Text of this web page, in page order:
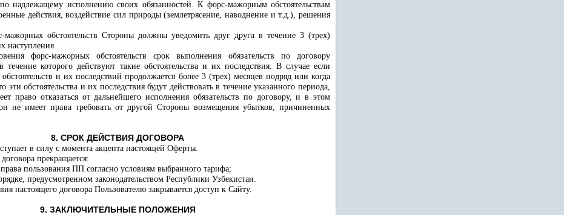
надлежащему исполнению своих обязанностей. К форс-мажорным обстоятельствам
действия, воздействие сил природы (землетрясение, наводнение и т.д.), решения
обстоятельств Стороны должны уведомить друг друга в течение 3 (трех)
наступления.
форс-мажорных обстоятельств срок выполнения обязательств по договору
течение которого действуют такие обстоятельства и их последствия. В случае если
и их последствий продолжается более 3 (трех) месяцев подряд или когда
эти обстоятельства и их последствия будут действовать в течение указанного периода,
право отказаться от дальнейшего исполнения обязательств по договору, и в этом
не имеет права требовать от другой Стороны возмещения убытков, причиненных
8. СРОК ДЕЙСТВИЯ ДОГОВОРА
в силу с момента акцепта настоящей Оферты.
прекращается:
пользования ПП согласно условиям выбранного тарифа;
предусмотренном законодательством Республики Узбекистан.
настоящего договора Пользователю закрывается доступ к Сайту.
9. ЗАКЛЮЧИТЕЛЬНЫЕ ПОЛОЖЕНИЯ